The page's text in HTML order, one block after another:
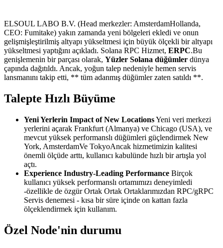
ELSOUL LABO B.V. (Head merkezler: AmsterdamHollanda,
CEO: Fumitake) yakın zamanda yeni bölgeleri ekledi ve onun
gelişmişleştirilmiş altyapı yükseltmesi için büyük ölçekli bir altyapı
yükseltmesi yaptığını açıkladı. Solana RPC Hizmet, ERPC.Bu
genişlemenin bir parçası olarak, Yüzler Solana düğümler dünya
çapında dağıtıldı. Ancak, yoğun talep nedeniyle hemen servis
lansmanını takip etti, ** tüm adanmış düğümler zaten satıldı **.
Talepte Hızlı Büyüme
Yeni Yerlerin Impact of New LocationsYeni veri merkezi
yerlerini açarak Frankfurt (Almanya) ve Chicago (USA), ve
mevcut yüksek performanslı düğümleri güçlendirmek New
York, AmsterdamVe TokyoAncak hizmetimizin kalitesi
önemli ölçüde arttı, kullanıcı kabulünde hızlı bir artışla yol
açtı.
Experience Industry-Leading Performance Birçok
kullanıcı yüksek performanslı ortamımızı deneyimledi
-özellikle de özgür Ortak Ortak Ortaklarımızdan RPC/gRPC
Servis denemesi - kısa bir süre içinde on kattan fazla
ölçeklendirmek için kullanım.
Özel Node'nin durumu